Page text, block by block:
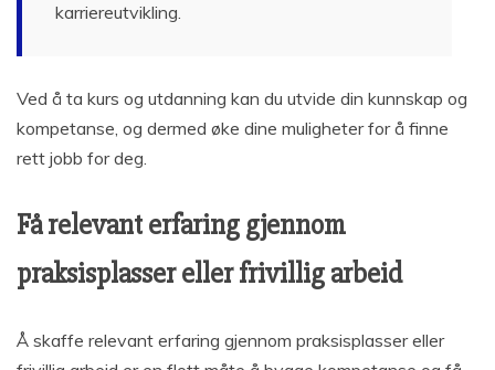
karriereutvikling.
Ved å ta kurs og utdanning kan du utvide din kunnskap og
kompetanse, og dermed øke dine muligheter for å finne
rett jobb for deg.
Få relevant erfaring gjennom
praksisplasser eller frivillig arbeid
Å skaffe relevant erfaring gjennom praksisplasser eller